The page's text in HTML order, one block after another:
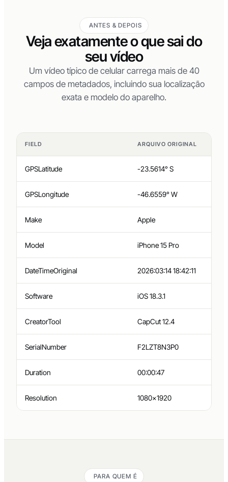
ANTES & DEPOIS
Veja exatamente o que sai do
seu vídeo
Um vídeo típico de celular carrega mais de 40
campos de metadados, incluindo sua localização
exata e modelo do aparelho.
FIELD ARQUIVO ORIGINAL
GPSLatitude -23.5614° S
GPSLongitude -46.6559° W
Make Apple
Model iPhone 15 Pro
DateTimeOriginal 2026:03:14 18:42:11
Software iOS 18.3.1
CreatorTool CapCut 12.4
SerialNumber F2LZT8N3P0
Duration 00:00:47
Resolution 1080×1920
PARA QUEM É